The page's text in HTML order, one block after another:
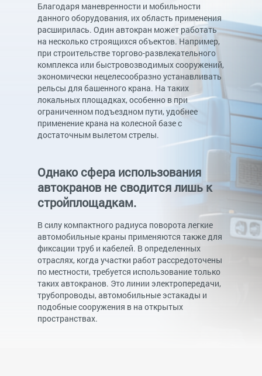
Благодаря маневренности и мобильности
данного оборудования, их область применения
расширилась. Один автокран может работать
на несколько строящихся объектов. Например,
при строительстве торгово-развлекательного
комплекса или быстровозводимых сооружений,
экономически нецелесообразно устанавливать
рельсы для башенного крана. На таких
локальных площадках, особенно в при
ограниченном подъездном пути, удобнее
применение крана на колесной базе с
достаточным вылетом стрелы.
Однако сфера использования
автокранов не сводится лишь к
стройплощадкам.
В силу компактного радиуса поворота легкие
автомобильные краны применяются также для
фиксации труб и кабелей. В определенных
отраслях, когда участки работ рассредоточены
по местности, требуется использование только
таких автокранов. Это линии электропередачи,
трубопроводы, автомобильные эстакады и
подобные сооружения в на открытых
пространствах.